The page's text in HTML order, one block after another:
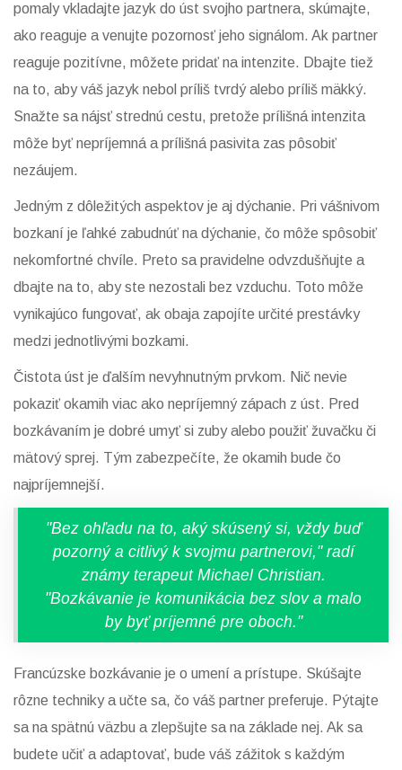
pomaly vkladajte jazyk do úst svojho partnera, skúmajte,
ako reaguje a venujte pozornosť jeho signálom. Ak partner
reaguje pozitívne, môžete pridať na intenzite. Dbajte tiež
na to, aby váš jazyk nebol príliš tvrdý alebo príliš mäkký.
Snažte sa nájsť strednú cestu, pretože prílišná intenzita
môže byť nepríjemná a prílišná pasivita zas pôsobiť
nezáujem.
Jedným z dôležitých aspektov je aj dýchanie. Pri vášnivom
bozkaní je ľahké zabudnúť na dýchanie, čo môže spôsobiť
nekomfortné chvíle. Preto sa pravidelne odvzdušňujte a
dbajte na to, aby ste nezostali bez vzduchu. Toto môže
vynikajúco fungovať, ak obaja zapojíte určité prestávky
medzi jednotlivými bozkami.
Čistota úst je ďalším nevyhnutným prvkom. Nič nevie
pokaziť okamih viac ako nepríjemný zápach z úst. Pred
bozkávaním je dobré umyť si zuby alebo použiť žuvačku či
mätový sprej. Tým zabezpečíte, že okamih bude čo
najpríjemnejší.
"Bez ohľadu na to, aký skúsený si, vždy buď
pozorný a citlivý k svojmu partnerovi," radí
známy terapeut Michael Christian.
"Bozkávanie je komunikácia bez slov a malo
by byť príjemné pre oboch."
Francúzske bozkávanie je o umení a prístupe. Skúšajte
rôzne techniky a učte sa, čo váš partner preferuje. Pýtajte
sa na spätnú väzbu a zlepšujte sa na základe nej. Ak sa
budete učiť a adaptovať, bude váš zážitok s každým